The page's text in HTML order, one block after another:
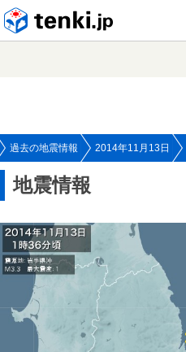
過去の地震情報 2014年11月13日
地震情報